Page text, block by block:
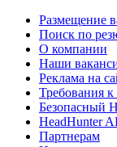
Размещение
Поиск по
О компании
Наши
Реклама на
Требования
Безопасный
HeadHunter
Партнерам